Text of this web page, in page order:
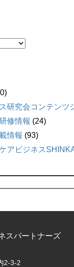
研究会コンテンツ
修情報 (24)
情報 (93)
アビジネスSHINKA
スパートナーズ
2-3-2